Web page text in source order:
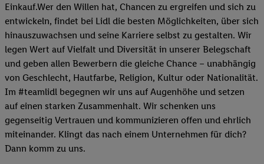
Einkauf.Wer den Willen hat, Chancen zu ergreifen und sich zu
entwickeln, findet bei Lidl die besten Möglichkeiten, über sich
hinauszuwachsen und seine Karriere selbst zu gestalten. Wir
legen Wert auf Vielfalt und Diversität in unserer Belegschaft
und geben allen Bewerbern die gleiche Chance – unabhängig
von Geschlecht, Hautfarbe, Religion, Kultur oder Nationalität.
Im #teamlidl begegnen wir uns auf Augenhöhe und setzen
auf einen starken Zusammenhalt. Wir schenken uns
gegenseitig Vertrauen und kommunizieren offen und ehrlich
miteinander. Klingt das nach einem Unternehmen für dich?
Dann komm zu uns.​